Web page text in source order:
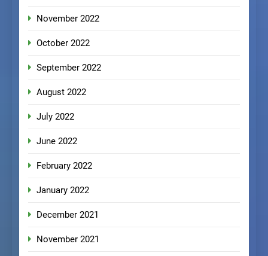
November 2022
October 2022
September 2022
August 2022
July 2022
June 2022
February 2022
January 2022
December 2021
November 2021